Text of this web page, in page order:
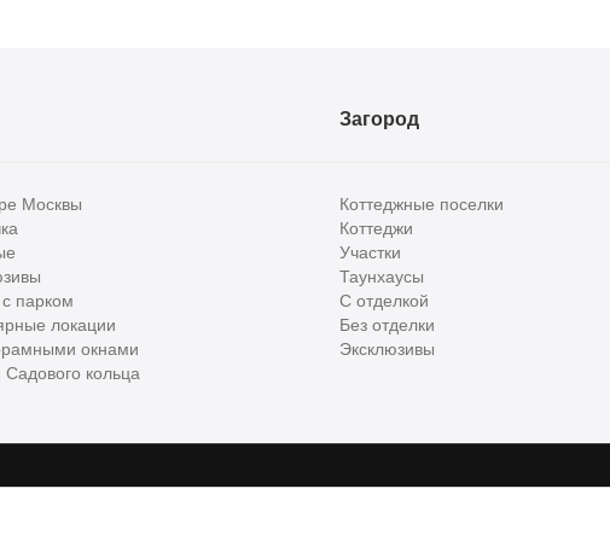
Москвы
парком
локации
окнами
Садового кольца
Загород
Коттеджные поселки
Коттеджи
Участки
Таунхаусы
С отделкой
Без отделки
Эксклюзивы
и бизнес класса в России. Используя сервис, вы соглашаетесь с